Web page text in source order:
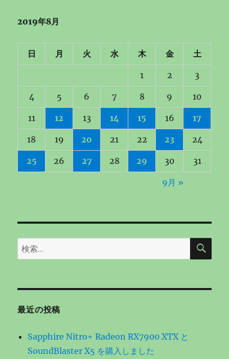
2019年8月
日 月 火 水 木 金 土
1 2 3
4 5 6 7 8 9 10
11 12 13 14 15 16 17
18 19 20 21 22 23 24
25 26 27 28 29 30 31
9月 »
検
索:
検
最近の投稿
Sapphire Nitro+ Radeon RX7900 XTX と
SoundBlaster X5 を購入しました